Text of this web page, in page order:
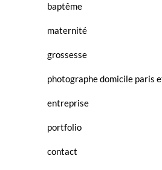
baptême
maternité
grossesse
photographe domicile paris
entreprise
portfolio
contact